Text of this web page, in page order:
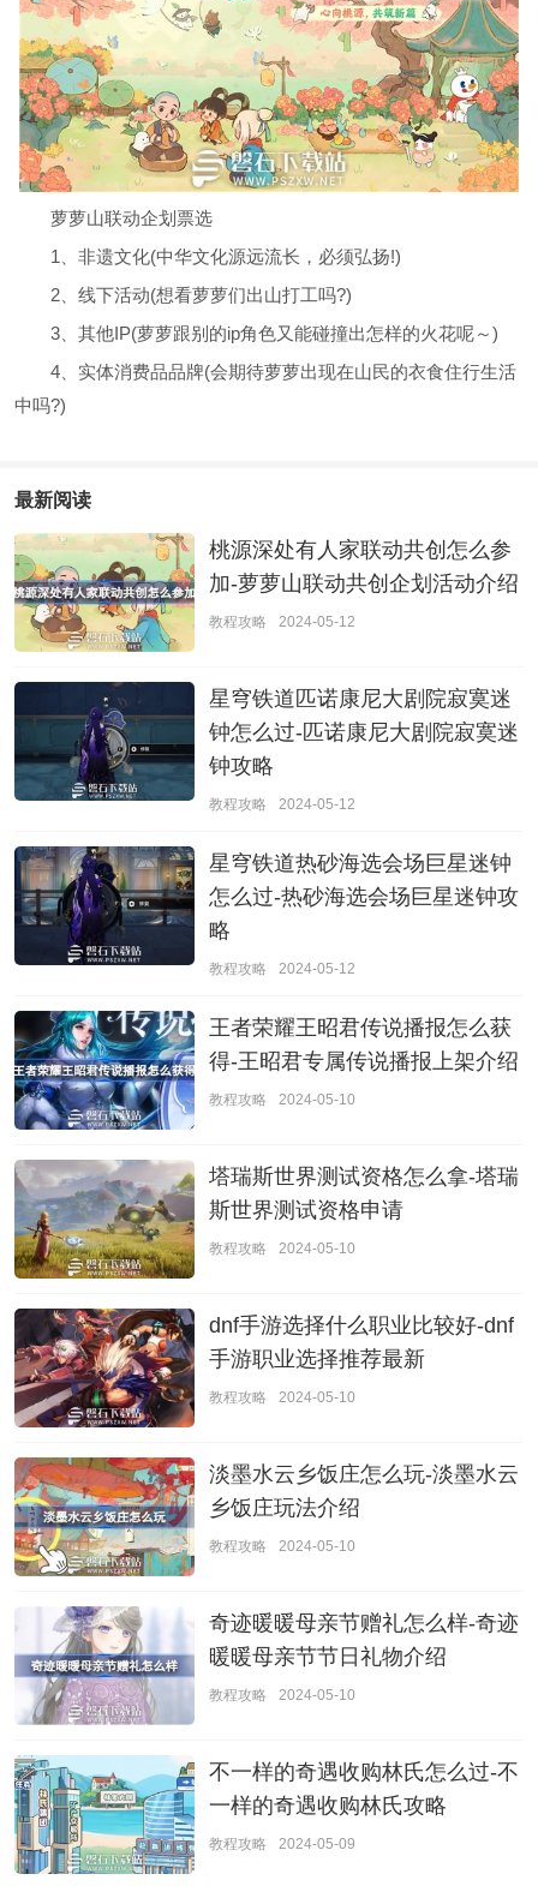
萝萝山联动企划票选
1、非遗文化(中华文化源远流长，必须弘扬!)
2、线下活动(想看萝萝们出山打工吗?)
3、其他IP(萝萝跟别的ip角色又能碰撞出怎样的火花呢～)
4、实体消费品品牌(会期待萝萝出现在山民的衣食住行生活
中吗?)
最新阅读
桃源深处有人家联动共创怎么参
加-萝萝山联动共创企划活动介绍
教程攻略 2024-05-12
星穹铁道匹诺康尼大剧院寂寞迷
钟怎么过-匹诺康尼大剧院寂寞迷
钟攻略
教程攻略 2024-05-12
星穹铁道热砂海选会场巨星迷钟
怎么过-热砂海选会场巨星迷钟攻
略
教程攻略 2024-05-12
王者荣耀王昭君传说播报怎么获
得-王昭君专属传说播报上架介绍
教程攻略 2024-05-10
塔瑞斯世界测试资格怎么拿-塔瑞
斯世界测试资格申请
教程攻略 2024-05-10
dnf手游选择什么职业比较好-dnf
手游职业选择推荐最新
教程攻略 2024-05-10
淡墨水云乡饭庄怎么玩-淡墨水云
乡饭庄玩法介绍
教程攻略 2024-05-10
奇迹暖暖母亲节赠礼怎么样-奇迹
暖暖母亲节节日礼物介绍
教程攻略 2024-05-10
不一样的奇遇收购林氏怎么过-不
一样的奇遇收购林氏攻略
教程攻略 2024-05-09